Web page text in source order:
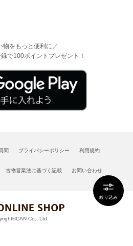
絞り込み
物をもっと便利に／
で100ポイントプレゼント！
問 プライバシーポリシー 利用規約
古物営業法に基づく記載 お問い合わせ
Co., Ltd